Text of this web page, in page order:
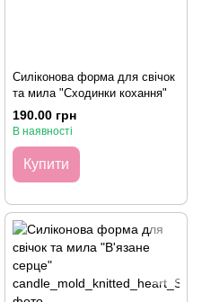
Силіконова форма для свічок
та мила "Сходинки кохання"
190.00 грн
В наявності
Купити